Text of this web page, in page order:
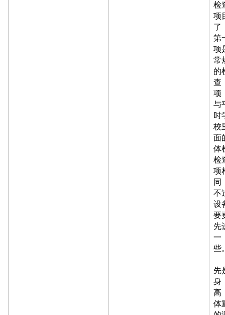
检
项
了
第
项
常
的
查
项
与
时
校
面
体
检
项
同
不
设
要
先
一
些
先
身
高
体